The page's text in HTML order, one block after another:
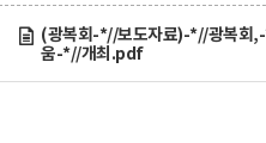
(광복회-*//보도자료)-*//광복회
움-*//개최.pdf